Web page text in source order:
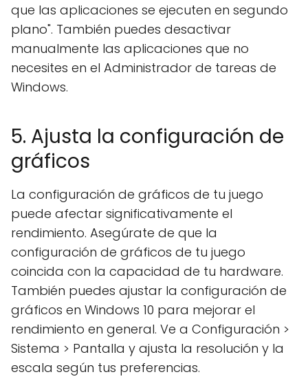
que las aplicaciones se ejecuten en segundo
plano". También puedes desactivar
manualmente las aplicaciones que no
necesites en el Administrador de tareas de
Windows.
5. Ajusta la configuración de
gráficos
La configuración de gráficos de tu juego
puede afectar significativamente el
rendimiento. Asegúrate de que la
configuración de gráficos de tu juego
coincida con la capacidad de tu hardware.
También puedes ajustar la configuración de
gráficos en Windows 10 para mejorar el
rendimiento en general. Ve a Configuración >
Sistema > Pantalla y ajusta la resolución y la
escala según tus preferencias.